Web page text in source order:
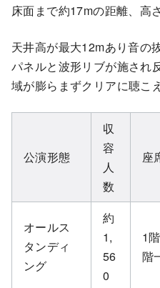
床面まで約17mの距離、高
天井高が最大12mあり音の
パネルと波形リブが施され
域が膨らまずクリアに聴こ
公演形態
収
容
人
数
座
オールス
タンディ
ング
約
1,
56
0
1
階